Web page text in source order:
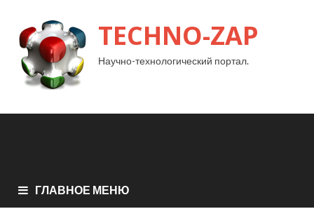
TECHNO-ZAP
Научно-технологический портал.
ГЛАВНОЕ МЕНЮ